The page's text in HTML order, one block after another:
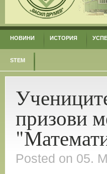
НОВИНИ ИСТОРИЯ
STEM
призови
Posted on 05.